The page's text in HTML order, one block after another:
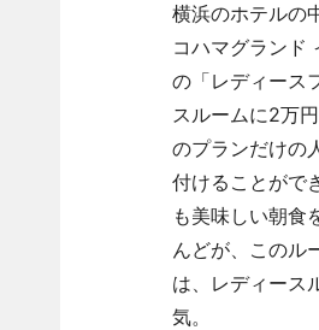
横浜のホテルの
コハマグランド
の「レディース
スルームに2万
のプランだけの
付けることがで
も美味しい朝食
んどが、このル
は、レディース
気。